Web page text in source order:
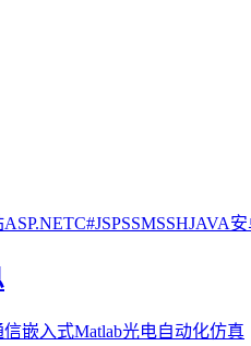
ASP.NETC#JSPSSMSSHJAVA
信嵌入式Matlab光电自动化仿真